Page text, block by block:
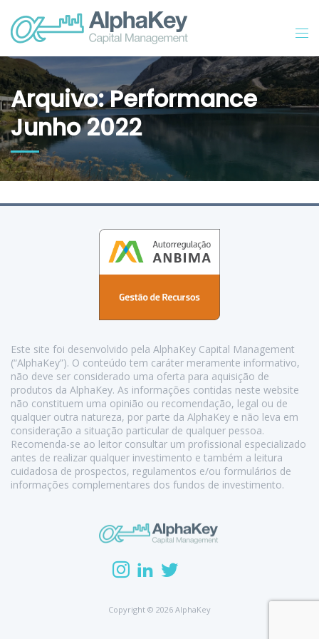
Arquivo: Performance
Junho 2022
Este site foi desenvolvido pela AlphaKey Capital Management
(“AlphaKey”). O conteúdo tem caráter meramente informativo,
não deve ser considerado uma oferta para aquisição de
produtos da AlphaKey. As informações contidas neste website
não constituem uma opinião ou recomendação, legal ou de
qualquer outra natureza, por parte da AlphaKey e não leva em
consideração a situação particular de qualquer pessoa.
Recomenda-se ao leitor consultar um profissional especializado
antes de realizar qualquer investimento e também a leitura
cuidadosa de prospectos, regulamentos e/ou formulários de
informações complementares dos fundos de investimento.
Copyright © 2026 AlphaKey